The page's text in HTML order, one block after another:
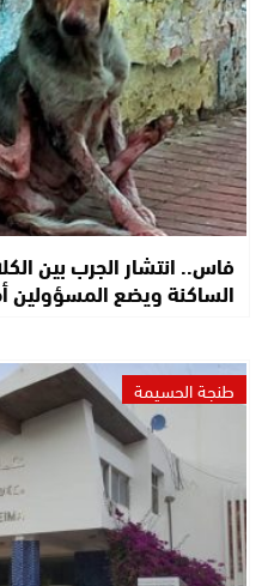
فاس.. انتشار الجرب بين
الساكنة ويضع المسؤولين
طنجة الحسيمة